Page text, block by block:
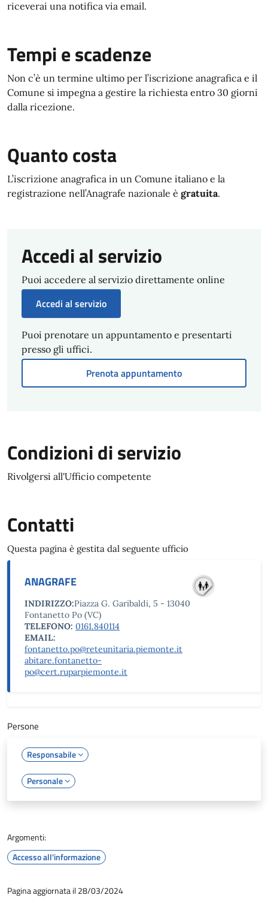
riceverai una notifica via email.
Tempi e scadenze
Non c’è un termine ultimo per l’iscrizione anagrafica e il
Comune si impegna a gestire la richiesta entro 30 giorni
dalla ricezione.
Quanto costa
L’iscrizione anagrafica in un Comune italiano e la
registrazione nell’Anagrafe nazionale è gratuita.
Accedi al servizio
Puoi accedere al servizio direttamente online
Accedi al servizio
Puoi prenotare un appuntamento e presentarti
presso gli uffici.
Prenota appuntamento
Condizioni di servizio
Rivolgersi all'Ufficio competente
Contatti
Questa pagina è gestita dal seguente ufficio
ANAGRAFE
INDIRIZZO:Piazza G. Garibaldi, 5 - 13040
Fontanetto Po (VC)
TELEFONO: 0161.840114
EMAIL:
fontanetto.po@reteunitaria.piemonte.it
abitare.fontanetto-
po@cert.ruparpiemonte.it
Persone
Responsabile
Personale
Argomenti:
Accesso all'informazione
Pagina aggiornata il 28/03/2024